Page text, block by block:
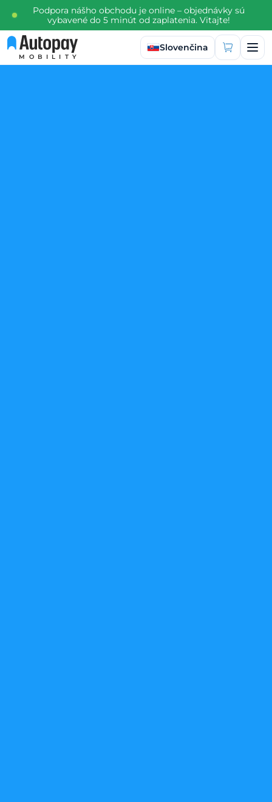
Podpora nášho obchodu je online – objednávky sú
vybavené do 5 minút od zaplatenia. Vitajte!
MOBILITY
Vybrať jazyk
Slovenčina